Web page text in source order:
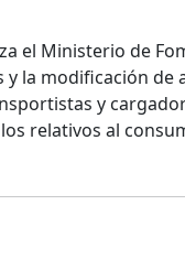
el Ministerio de
la modificación de
y
relativos al